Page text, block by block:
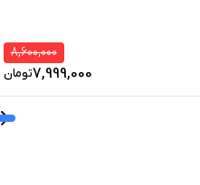
8,600,000
7,999,000تومان